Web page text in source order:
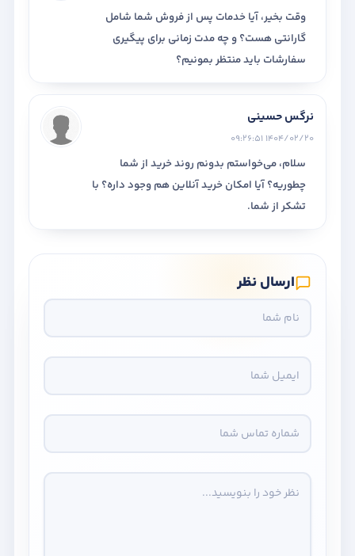
وقت بخیر، آیا خدمات پس از فروش شما شامل
گارانتی هست؟ و چه مدت زمانی برای پیگیری
سفارشات باید منتظر بمونیم؟
نرگس حسینی
1404/02/20 09:26:51
سلام، می‌خواستم بدونم روند خرید از شما
چطوریه؟ آیا امکان خرید آنلاین هم وجود داره؟ با
تشکر از شما.
ارسال نظر